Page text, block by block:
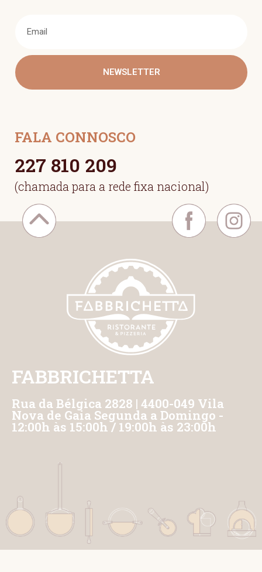
NEWSLETTER
FALA CONNOSCO
227 810 209
(chamada para a rede fixa nacional)
FABBRICHETTA
Rua da Bélgica 2828 | 4400-049 Vila
Nova de Gaia Segunda a Domingo -
12:00h às 15:00h / 19:00h às 23:00h